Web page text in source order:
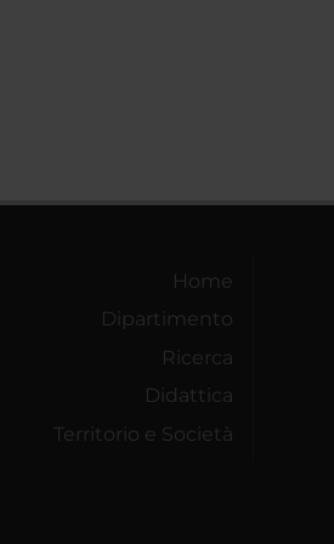
Home
Dipartimento
Ricerca
Didattica
Territorio e Società